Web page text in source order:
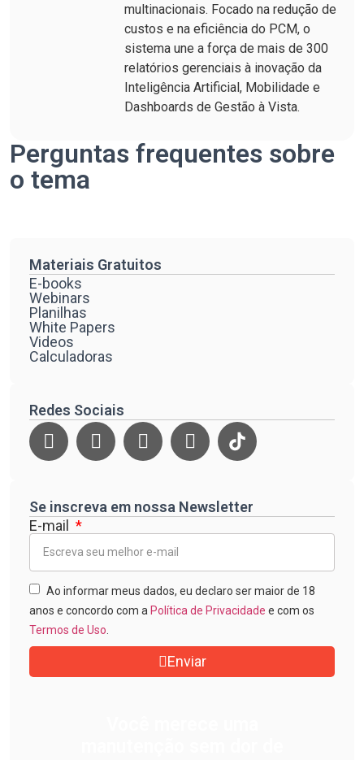
multinacionais. Focado na redução de
custos e na eficiência do PCM, o
sistema une a força de mais de 300
relatórios gerenciais à inovação da
Inteligência Artificial, Mobilidade e
Dashboards de Gestão à Vista.
Perguntas frequentes sobre
o tema
Materiais Gratuitos
E-books
Webinars
Planilhas
White Papers
Videos
Calculadoras
Redes Sociais
Se inscreva em nossa Newsletter
E-mail
Ao informar meus dados, eu declaro ser maior de 18
anos e concordo com a Política de Privacidade e com os
Termos de Uso
Enviar